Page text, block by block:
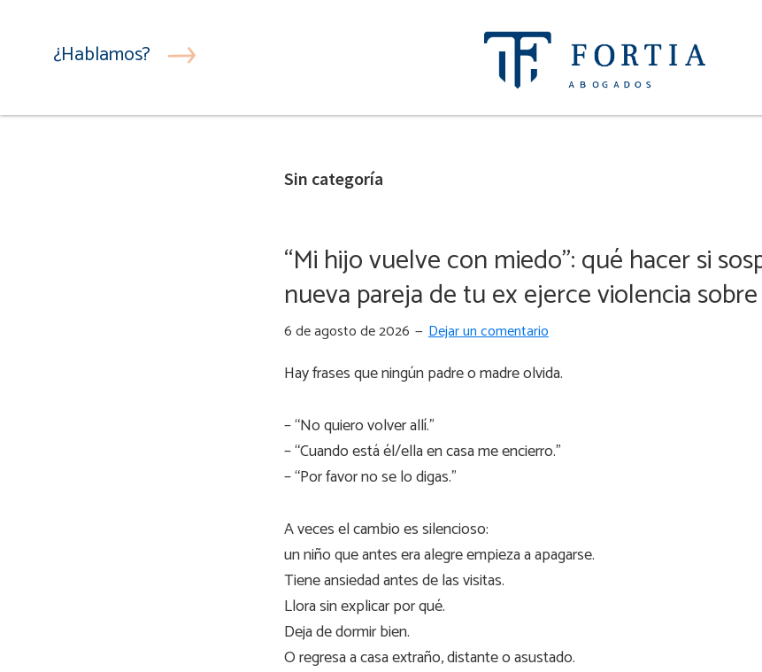
navegación
contenido
Fortia
Abogados
¿Hablamos?
Sin categoría
“Mi hijo vuelve con miedo”: qué hacer si
nueva pareja de tu ex ejerce violencia
6 de agosto de 2026 Dejar un comentario
Hay frases que ningún padre o madre olvida.
– “No quiero volver allí.”
– “Cuando está él/ella en casa me encierro.”
– “Por favor no se lo digas.”
A veces el cambio es silencioso:
un niño que antes era alegre empieza a apagarse.
Tiene ansiedad antes de las visitas.
Llora sin explicar por qué.
Deja de dormir bien.
O regresa a casa extraño, distante o asustado.